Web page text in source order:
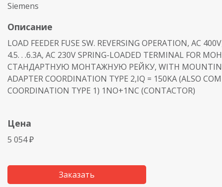
Siemens
Описание
LOAD FEEDER FUSE SW. REVERSING OPERATION, AC
4.5. . .6.3A, AC 230V SPRING-LOADED TERMINAL FOR
СТАНДАРТНУЮ МОНТАЖНУЮ РЕЙКУ, WITH
ADAPTER COORDINATION TYPE 2,IQ = 150KA (ALSO
COORDINATION TYPE 1) 1NO+1NC (CONTACTOR)
Цена
5 054 ₽
Заказать